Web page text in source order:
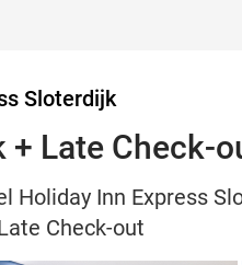
Sloterdijk
Late Check-
Holiday Inn Express
Check-out